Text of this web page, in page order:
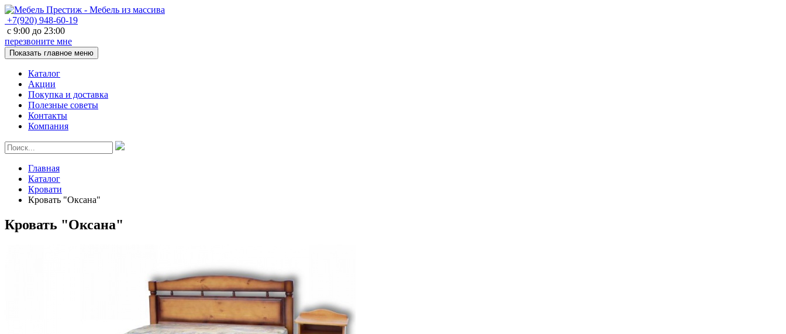
+7(920) 948-60-19
с 9:00 до 23:00
перезвоните мне
Показать главное меню
Каталог
Акции
Покупка и доставка
Полезные советы
Контакты
Компания
Главная
Каталог
Кровати
Кровать "Оксана"
Кровать "Оксана"